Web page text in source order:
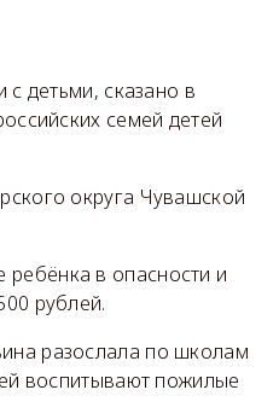
детьми, сказано в
семей детей
округа Чувашской
ребёнка в опасности и
рублей.
разослала по школам
воспитывают пожилые